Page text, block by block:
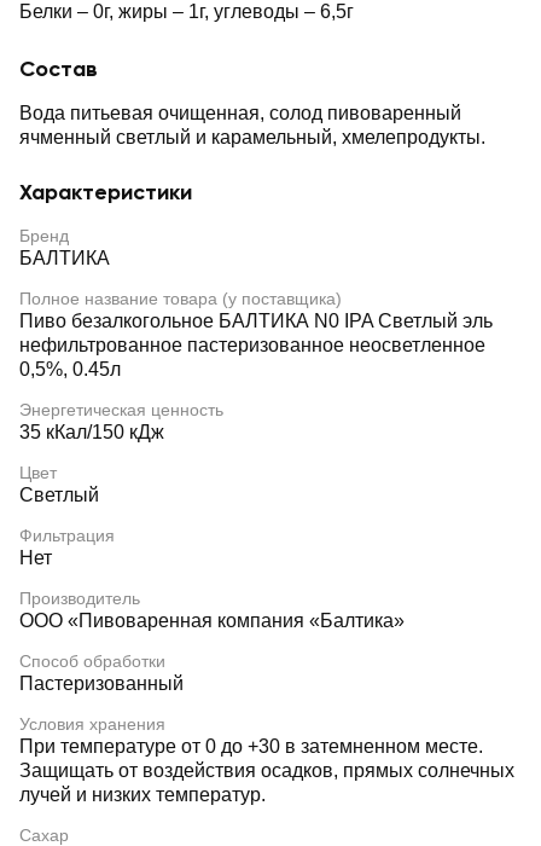
Белки – 0г, жиры – 1г, углеводы – 6,5г
Состав
Вода питьевая очищенная, солод пивоваренный
ячменный светлый и карамельный, хмелепродукты.
Характеристики
Бренд
БАЛТИКА
Полное название товара (у поставщика)
Пиво безалкогольное БАЛТИКА N0 IPA Светлый эль
нефильтрованное пастеризованное неосветленное
0,5%, 0.45л
Энергетическая ценность
35 кКал/150 кДж
Цвет
Светлый
Фильтрация
Нет
Производитель
ООО «Пивоваренная компания «Балтика»
Способ обработки
Пастеризованный
Условия хранения
При температуре от 0 до +30 в затемненном месте.
Защищать от воздействия осадков, прямых солнечных
лучей и низких температур.
Сахар